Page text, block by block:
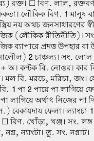
রক্ত। ☐ বিণ. লাল,
লৌকিক বিণ. 1 মানুষ
নয় অথচ
(লৌকিক রীতিনীতি)।
ব্যাপারে প্রদত্ত উপহার
2চাঞ্চল্য। সং.
অ। কণ্টক বি. নোঙর। কার
মল বি. মরচে, মরিচা, জং।
1 পা 2পায়ে পা লাগিয়ে
লাগিয়ে অর্থাৎ নিজের পা
ফেলা। ল্যাংচা 1
☐ বিণ. খোঁড়া, খঞ্জ। সং. লঙ্গ
নগ্ন, ন্যাংটা। তু. সং. নগ্নাট।